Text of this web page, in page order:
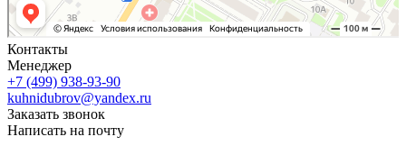
Контакты
Менеджер
+7 (499) 938-93-90
kuhnidubrov@yandex.ru
Заказать звонок
Написать на почту